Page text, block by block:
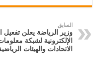
السابق
وزير الرياضة يعلن تفعيل
الإلكترونية لشبكة
الاتحادات والهيئات